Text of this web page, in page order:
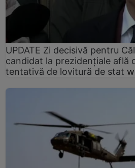
UPDATE Zi decisivă pentru
candidat la prezidențiale află
tentativă de lovitură de stat